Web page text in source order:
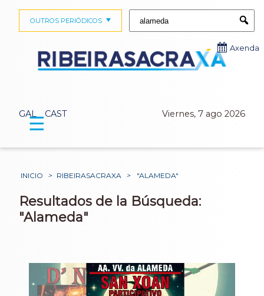
GAL CAST Viernes, 7 ago 2026
OUTROS PERIÓDICOS
Axenda
☰
INICIO > RIBEIRASACRAXA > "ALAMEDA"
Resultados de la Búsqueda:
"Alameda"